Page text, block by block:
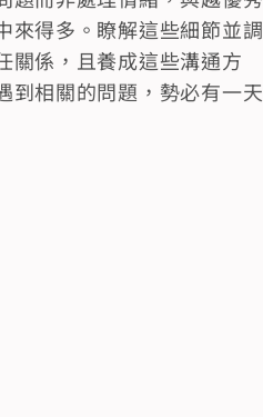
來得多。瞭解這些細節並調
關係，且養成這些溝通方
到相關的問題，勢必有一天